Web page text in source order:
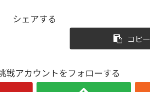
シェアする
コピー
戦アカウントをフォローする